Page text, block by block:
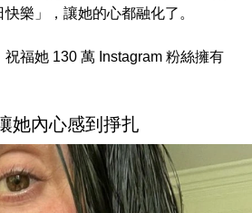
樂」，讓她的心都融化了。
福她 130 萬 Instagram 粉絲擁有
她內心感到掙扎